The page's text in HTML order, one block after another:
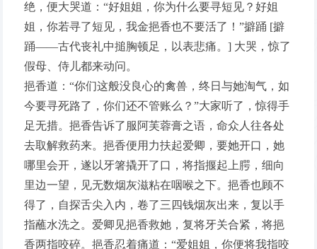
绝，便大哭道：“好姐姐，你为什么要寻短见？好姐
姐，你若寻了短见，我金挹香也不要活了！”擗踊 [擗
踊——古代丧礼中搥胸顿足，以表悲痛。] 大哭，惊了
假母、侍儿都来动问。
挹香道：“你们这般没良心的禽兽，终日与她淘气，如
今要寻死路了，你们还不管账么？”大家听了，惊得手
足无措。挹香告诉了服阿芙蓉膏之语，命众人往各处
去取解救药来。挹香便用力扶起爱卿，要她开口，她
哪里会开，遂以牙箸撬开了口，将指揠起上腭，细向
里边一望，见无数烟灰滋粘在咽喉之下。挹香也顾不
得了，自探舌尖入内，卷了三四钱烟灰出来，复以手
指蘸水洗之。爱卿见挹香救她，复将牙关合紧，将挹
香两指咬碎。挹香忍着痛道：“爱姐姐，你便将我指咬